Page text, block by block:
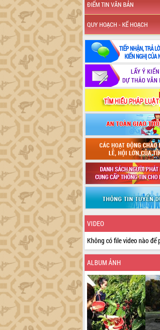
ĐIỂM TIN VĂN BẢN
QUY HOẠCH - KẾ HOẠCH
VIDEO
Không có file video nào để
ALBUM ẢNH